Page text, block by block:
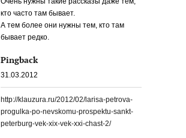
кто часто там бывает.
А тем более они нужны тем, кто там
бывает редко.
Pingback
31.03.2012
http://klauzura.ru/2012/02/larisa-petrova-
progulka-po-nevskomu-prospektu-sankt-
peterburg-vek-xix-vek-xxi-chast-2/